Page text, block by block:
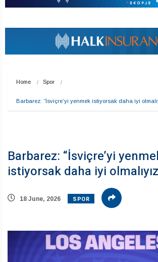
Home Spor
Barbarez: “İsviçre’yi yenmek istiyorsak daha iyi
Barbarez: “İsviçre’yi
istiyorsak daha iyi
18 June, 2026 SPOR